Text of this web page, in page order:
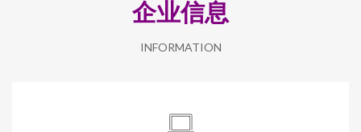
企业信息
INFORMATION